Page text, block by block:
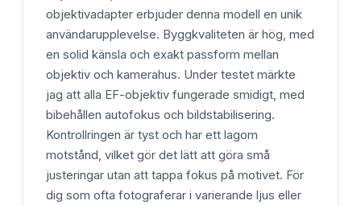
objektivadapter erbjuder denna modell en unik
användarupplevelse. Byggkvaliteten är hög, med
en solid känsla och exakt passform mellan
objektiv och kamerahus. Under testet märkte
jag att alla EF-objektiv fungerade smidigt, med
bibehållen autofokus och bildstabilisering.
Kontrollringen är tyst och har ett lagom
motstånd, vilket gör det lätt att göra små
justeringar utan att tappa fokus på motivet. För
dig som ofta fotograferar i varierande ljus eller